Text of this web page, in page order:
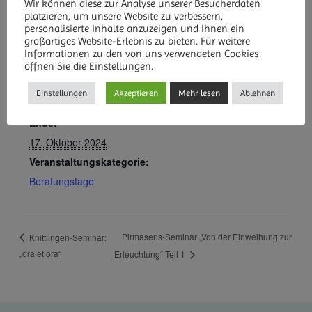
DETAILS
Beginn:
14. Oktober 2024
Ende:
17. Oktober 2024
Veranstaltungskategorie:
Beratungstage
Knittlingen-Seminar:
„ora et ora“
Pirmasens-Seminar „Von der Einweihung zur
Erleuchtung“ Teil 1
Wir können diese zur Analyse unserer Besucherdaten
platzieren, um unsere Website zu verbessern,
personalisierte Inhalte anzuzeigen und Ihnen ein
großartiges Website-Erlebnis zu bieten. Für weitere
Informationen zu den von uns verwendeten Cookies
öffnen Sie die Einstellungen.
Einstellungen Akzeptieren Mehr lesen Ablehnen